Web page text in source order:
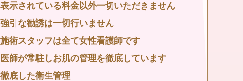
表示されている料金以外一切いただきません
強引な勧誘は一切行いません
施術スタッフは全て女性看護師です
医師が常駐しお肌の管理を徹底しています
徹底した衛生管理